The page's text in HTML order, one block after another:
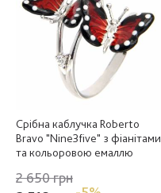
Срібна каблучка Roberto
Bravo "Nine3five" з фіанітами
та кольоровою емаллю
2 650 грн